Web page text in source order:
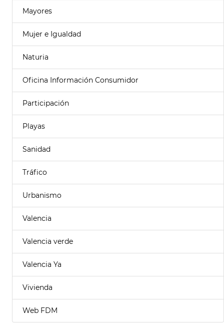
Mayores
Mujer e Igualdad
Naturia
Oficina Información Consumidor
Participación
Playas
Sanidad
Tráfico
Urbanismo
Valencia
Valencia verde
Valencia Ya
Vivienda
Web FDM